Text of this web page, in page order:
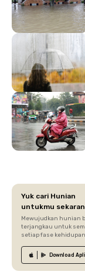
Yuk cari Hunian
untukmu
Mewujudkan hunian
terjangkau untuk
setiap fase
Download